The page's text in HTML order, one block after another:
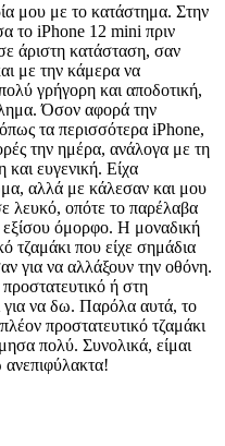
μου με το κατάστημα. Στην
το iPhone 12 mini πριν
άριστη κατάσταση, σαν
με την κάμερα να
γρήγορη και αποδοτική,
Όσον αφορά την
όπως τα περισσότερα iPhone,
την ημέρα, ανάλογα με τη
ευγενική. Είχα
αλλά με κάλεσαν και μου
λευκό, οπότε το παρέλαβα
όμορφο. Η μοναδική
τζαμάκι που είχε σημάδια
για να αλλάξουν την οθόνη.
ή στη
για να δω. Παρόλα αυτά, το
προστατευτικό τζαμάκι
πολύ. Συνολικά, είμαι
ανεπιφύλακτα!